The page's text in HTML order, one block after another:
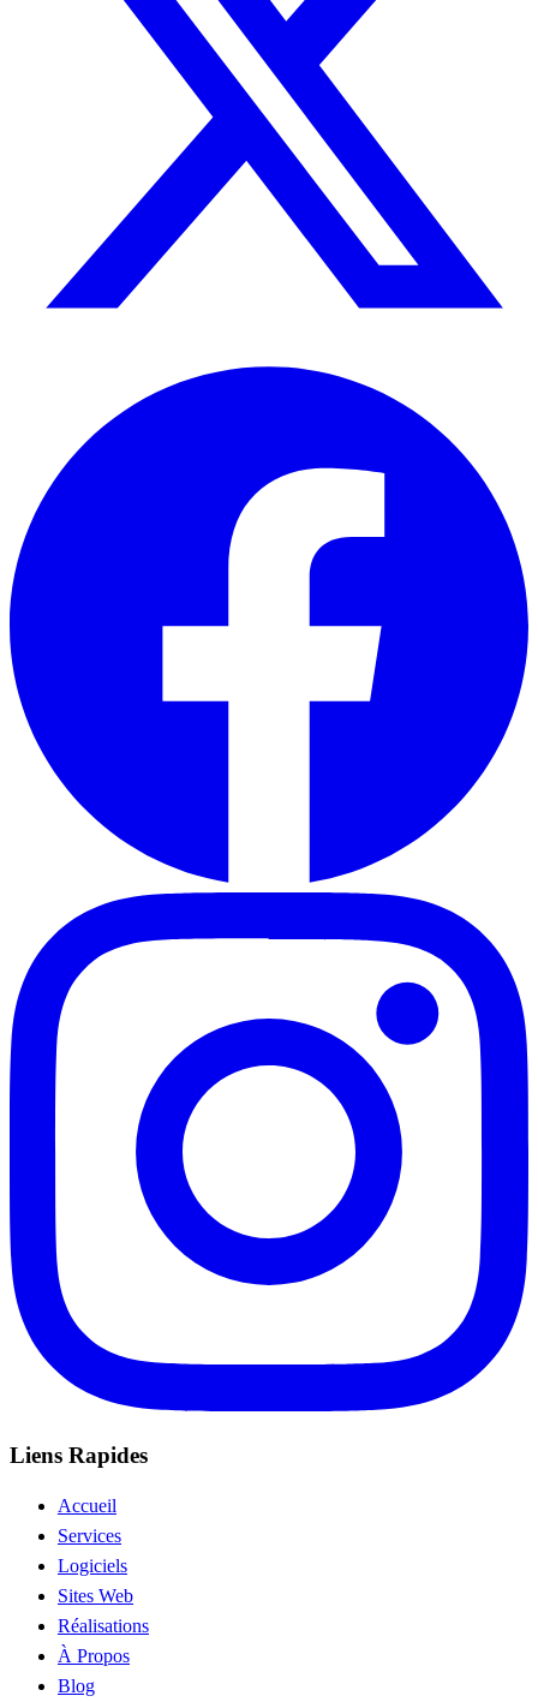
Liens Rapides
Accueil
Services
Logiciels
Sites Web
Réalisations
À Propos
Blog